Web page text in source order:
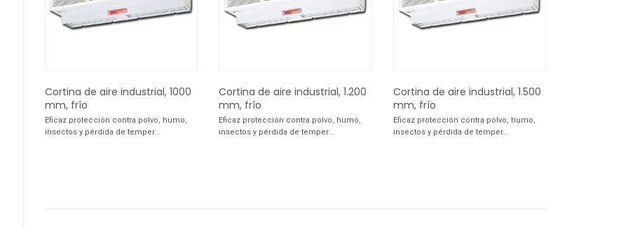
Cortina de aire industrial, 1000
mm, frío
Eficaz protección contra polvo, humo,
insectos y pérdida de temper...
Cortina de aire industrial, 1.200
mm, frío
Eficaz protección contra polvo, humo,
insectos y pérdida de temper...
Cortina de aire industrial, 1.500
mm, frío
Eficaz protección contra polvo, humo,
insectos y pérdida de temper...